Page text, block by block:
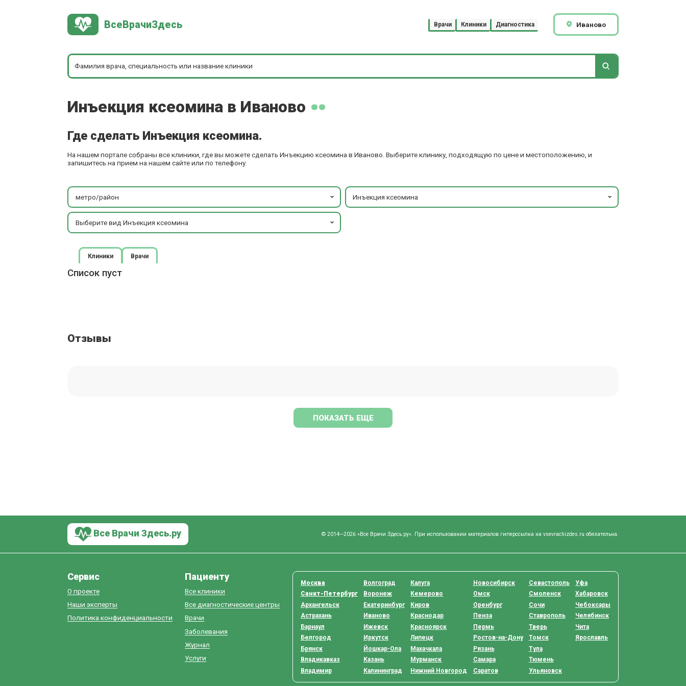
ВсеВрачиЗдесь Врачи Клиники Диагностика Иваново
Инъекция ксеомина в Иваново
Где сделать Инъекция ксеомина.
На нашем портале собраны все клиники, где вы можете сделать Инъекцию ксеомина в Иваново. Выберите клинику, подходящую по цене и местоположению, и
запишитесь на прием на нашем сайте или по телефону.
метро/район Инъекция ксеомина
Выберите вид Инъекция ксеомина
Клиники Врачи
Список пуст
Отзывы
ПОКАЗАТЬ ЕЩЕ
Все Врачи Здесь.ру © 2014—2026 «Все Врачи Здесь.ру». При использовании материалов гиперссылка на vsevrachizdes.ru обязательна.
Сервис
О проекте
Наши эксперты
Политика конфиденциальности
Пациенту
Все клиники
Все диагностические центры
Врачи
Заболевания
Журнал
Услуги
Москва
Санкт-Петербург
Архангельск
Астрахань
Барнаул
Белгород
Брянск
Владикавказ
Владимир
Волгоград
Воронеж
Екатеринбург
Иваново
Ижевск
Иркутск
Йошкар-Ола
Казань
Калининград
Калуга
Кемерово
Киров
Краснодар
Красноярск
Липецк
Махачкала
Мурманск
Нижний Новгород
Новосибирск
Омск
Оренбург
Пенза
Пермь
Ростов-на-Дону
Рязань
Самара
Саратов
Севастополь
Смоленск
Сочи
Ставрополь
Тверь
Томск
Тула
Тюмень
Ульяновск
Уфа
Хабаровск
Чебоксары
Челябинск
Чита
Ярославль